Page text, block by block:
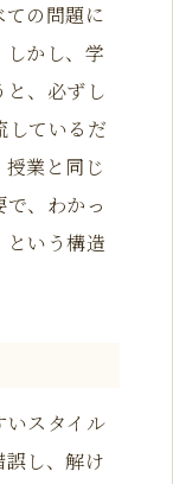
の問題に
かし、学
と、必ずし
しているだ
業と同じ
、わかっ
という構造
いスタイル
し、解け